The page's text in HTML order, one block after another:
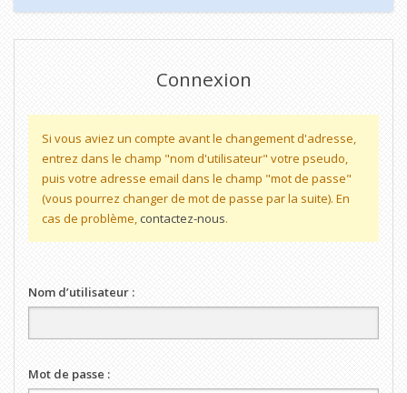
Connexion
Si vous aviez un compte avant le changement d'adresse,
entrez dans le champ "nom d'utilisateur" votre pseudo,
puis votre adresse email dans le champ "mot de passe"
(vous pourrez changer de mot de passe par la suite). En
cas de problème, contactez-nous.
Nom d’utilisateur :
Mot de passe :